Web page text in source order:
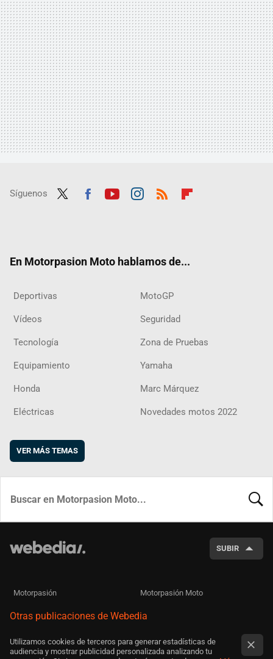
Síguenos
En Motorpasion Moto hablamos de...
Deportivas MotoGP
Vídeos Seguridad
Tecnología Zona de Pruebas
Equipamiento Yamaha
Honda Marc Márquez
Eléctricas Novedades motos 2022
VER MÁS TEMAS
SUBIR
Motorpasión Motorpasión Moto
Otras publicaciones de Webedia
Utilizamos cookies de terceros para generar estadísticas de
audiencia y mostrar publicidad personalizada analizando tu